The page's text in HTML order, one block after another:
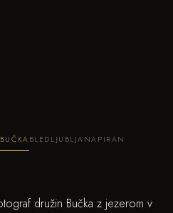
BUČKA BLED LJUBLJANA PIRAN